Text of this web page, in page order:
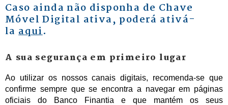
Caso ainda não disponha de Chave
Móvel Digital ativa, poderá ativá-
laaqui.
A sua segurança em primeiro lugar
Ao utilizar os nossos canais digitais, recomenda-se que
confirme sempre que se encontra a navegar em páginas
oficiais do Banco Finantia e que mantém os seus